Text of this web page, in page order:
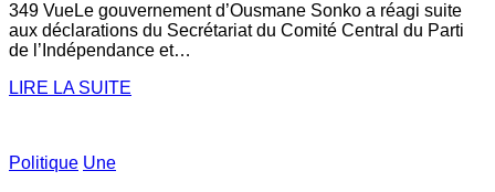
349 VueLe gouvernement d’Ousmane Sonko a réagi suite
aux déclarations du Secrétariat du Comité Central du Parti
de l’Indépendance et…
LIRE LA SUITE
Politique Une